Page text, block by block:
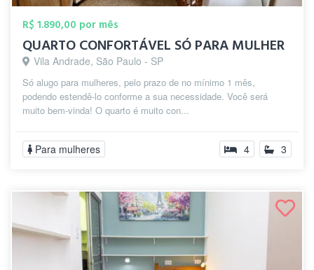
R$ 1.890,00 por mês
QUARTO CONFORTÁVEL SÓ PARA MULHER
Vila Andrade, São Paulo - SP
Só alugo para mulheres, pelo prazo de no mínimo 1 mês,
podendo estendê-lo conforme a sua necessidade. Você será
muito bem-vinda! O quarto é muito con...
Para mulheres 4 3